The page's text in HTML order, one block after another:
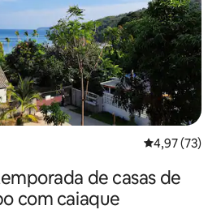
4,97 de uma
4,97 (73)
de casas de
com caiaque